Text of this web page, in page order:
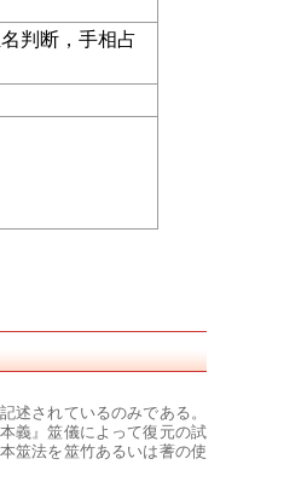
判断，手相占
述されているのみである。
義』筮儀によって復元の試
筮法を筮竹あるいは蓍の使